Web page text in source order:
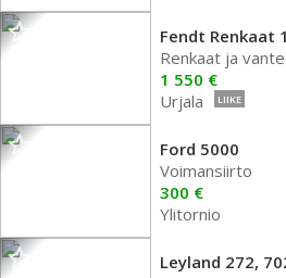
Fendt Renkaat
Renkaat ja
1 550 €
Urjala
LIIKE
Ford 5000
Voimansiirto
300 €
Ylitornio
Leyland 272,